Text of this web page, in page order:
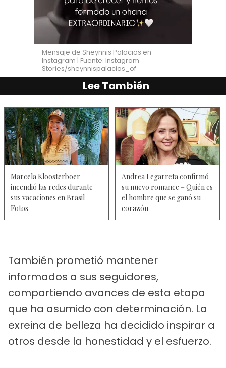
Mensaje de Sheynnis Palacios en
Instagram | Fuente: Instagram
Stories/sheynnispalacios_of
Lee También
Marcela Kloosterboer
incendió las redes durante
sus vacaciones en Brasil —
Fotos
Andrea Legarreta confirmó
su nuevo romance – Quién es
el hombre que se ganó su
corazón
También prometió mantener
informados a sus seguidores,
compartiendo avances de esta etapa
que ha asumido con determinación. La
exreina de belleza ha decidido inspirar a
otros desde la honestidad y el esfuerzo.